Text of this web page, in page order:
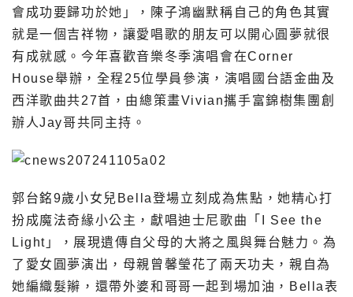
會成功要歸功於她」，陳子鴻幽默稱自己的角色其實
就是一個吉祥物，讓愛唱歌的朋友可以開心圓夢就很
有成就感。今年喜歡音樂冬季演唱會在Corner
House舉辦，全程25位學員參演，演唱國台語金曲及
西洋歌曲共27首，由總策畫Vivian攜手富錦樹集團創
辦人Jay哥共同主持。
郭台銘9歲小女兒Bella登場立刻成為焦點，她精心打
扮成魔法奇緣小公主，獻唱迪士尼歌曲「I See the
Light」，展現遺傳自父母的大將之風與舞台魅力。為
了愛女圓夢演出，母親曾馨瑩花了兩天功夫，親自為
她編織髮辮，還帶外婆和哥哥一起到場加油，Bella表